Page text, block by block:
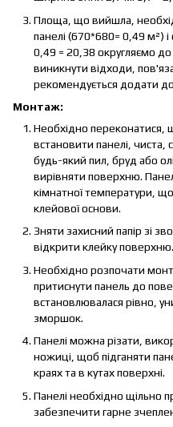
Площа, що вийшла,
панелі (670*680= 0,49 м²)
0,49 = 20,38 округляємо
виникнути відходи,
рекомендується додати
Монтаж:
Необхідно переконатися,
встановити панелі, чиста,
будь-який пил, бруд або
вирівняти поверхню.
кімнатної температури,
клейової основи.
Зняти захисний папір зі
відкрити клейку поверхню.
Необхідно розпочати
притиснути панель до
встановлювалася рівно,
зморшок.
Панелі можна різати,
ножиці, щоб підганяти
краях та в кутах поверхні.
Панелі необхідно щільно
забезпечити гарне